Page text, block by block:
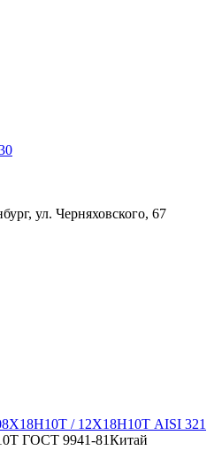
ул. Черняховского, 67
/ 12Х18Н10Т AISI 321
ГОСТ 9941-81Китай